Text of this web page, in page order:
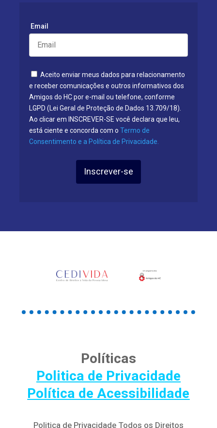
Email
Aceito enviar meus dados para relacionamento
e receber comunicações e outros informativos dos
Amigos do HC por e-mail ou telefone, conforme
LGPD (Lei Geral de Proteção de Dados 13.709/18).
Ao clicar em INSCREVER-SE você declara que leu,
está ciente e concorda com o Termo de
Consentimento e a Política de Privacidade.
Inscrever-se
Políticas
Politica de Privacidade
Política de Acessibilidade
Politica de Privacidade Todos os Direitos